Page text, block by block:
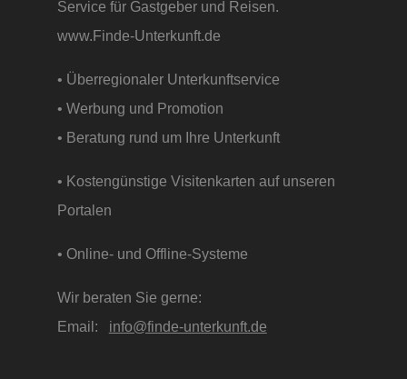
Service für Gastgeber und Reisen.
www.Finde-Unterkunft.de
• Überregionaler Unterkunftservice
• Werbung und Promotion
• Beratung rund um Ihre Unterkunft
• Kostengünstige Visitenkarten auf unseren
Portalen
• Online- und Offline-Systeme
Wir beraten Sie gerne:
Email: info@finde-unterkunft.de